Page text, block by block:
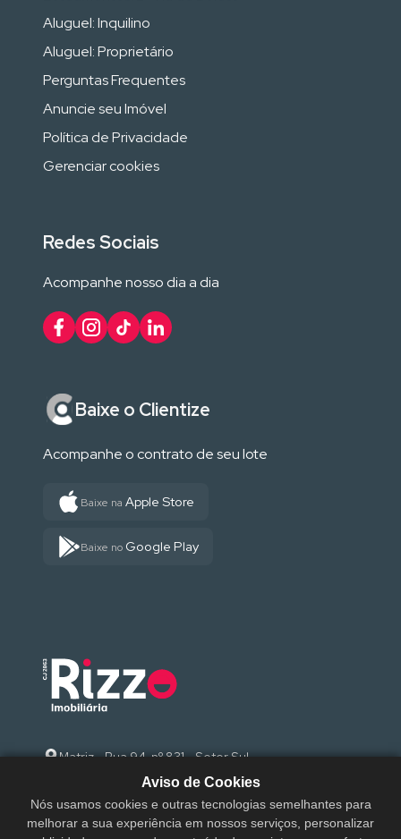
Matriz - Rua 94, nº 831 - Setor Sul
sac@rizzoimobiliaria.com.br
Aluguel: Inquilino
Aluguel: Proprietário
Perguntas Frequentes
Anuncie seu Imóvel
Política de Privacidade
Gerenciar cookies
Redes Sociais
Acompanhe nosso dia a dia
Baixe o Clientize
Acompanhe o contrato de seu lote
Baixe na Apple Store
Baixe no Google Play
Aviso de Cookies
Nós usamos cookies e outras tecnologias semelhantes para
melhorar a sua experiência em nossos serviços, personalizar